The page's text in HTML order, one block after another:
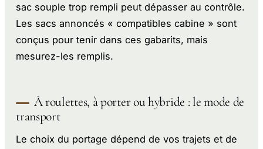
sac souple trop rempli peut dépasser au contrôle.
Les sacs annoncés « compatibles cabine » sont
conçus pour tenir dans ces gabarits, mais
mesurez-les remplis.
À roulettes, à porter ou hybride : le mode de
transport
Le choix du portage dépend de vos trajets et de